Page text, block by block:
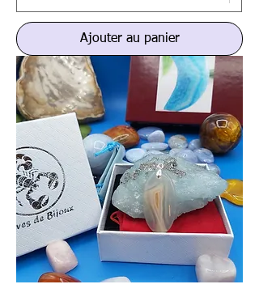
Ajouter au panier